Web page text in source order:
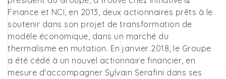
Finance et NCI, en 2013, deux actionnaires prêts à le
soutenir dans son projet de transformation de
modèle économique, dans un marché du
thermalisme en mutation. En janvier 2018, le Groupe
a été cédé à un nouvel actionnaire financier, en
mesure d'accompagner Sylvain Serafini dans ses